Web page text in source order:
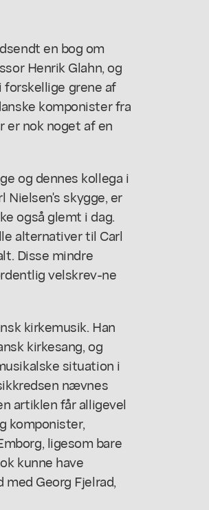
en bog om
Henrik Glahn, og
grene af
komponister fra
er nok noget af en
og dennes kollega i
Nielsen's skygge, er
også glemt i dag.
alternativer til Carl
Disse mindre
velskrev-ne
kirkemusik. Han
kirkesang, og
situation i
nævnes
artiklen får alligevel
komponister,
ligesom bare
kunne have
Georg Fjelrad,